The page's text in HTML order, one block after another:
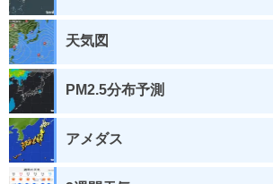
天気図
PM2.5分布予測
アメダス